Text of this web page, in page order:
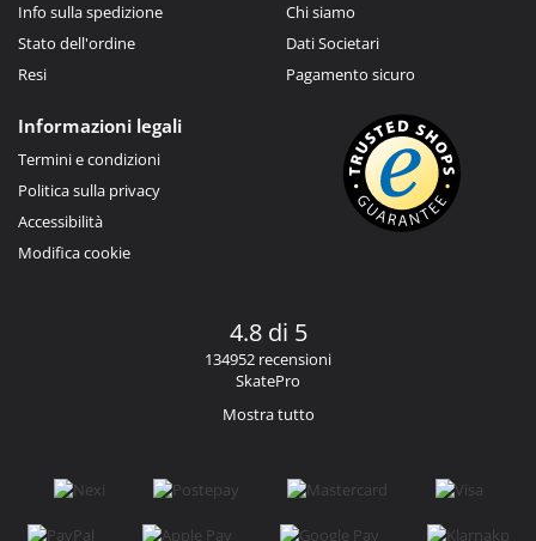
Info sulla spedizione
Stato dell'ordine
Resi
Chi siamo
Dati Societari
Pagamento sicuro
Informazioni legali
Termini e condizioni
Politica sulla privacy
Accessibilità
Modifica cookie
4.8 di 5
134952 recensioni
SkatePro
Mostra tutto